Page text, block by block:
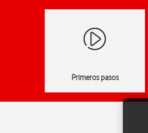
Primeros pasos